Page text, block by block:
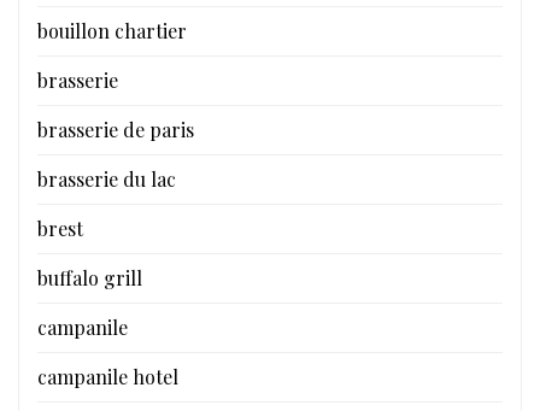
bouillon chartier
brasserie
brasserie de paris
brasserie du lac
brest
buffalo grill
campanile
campanile hotel